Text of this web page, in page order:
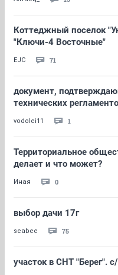
Коттеджный поселок
"Ключи-4 Восточные"
EJC 71
документ,
технических
vodolei11 1
Территориальное
делает и что может?
Иная 0
выбор дачи 17г
seabee 75
участок в СНТ "Берег".